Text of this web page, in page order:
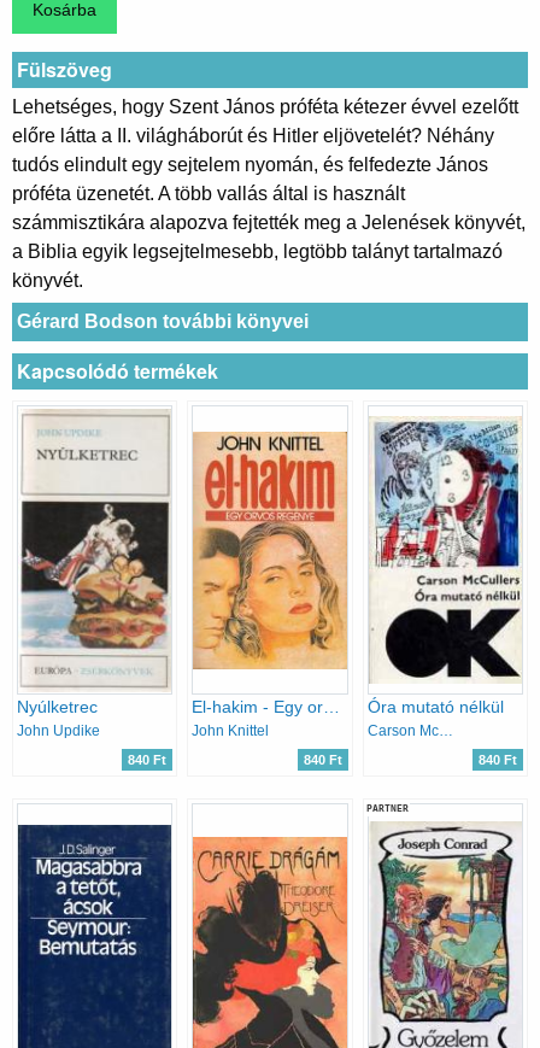
Fülszöveg
Lehetséges, hogy Szent János próféta kétezer évvel ezelőtt
előre látta a II. világháborút és Hitler eljövetelét? Néhány
tudós elindult egy sejtelem nyomán, és felfedezte János
próféta üzenetét. A több vallás által is használt
számmisztikára alapozva fejtették meg a Jelenések könyvét,
a Biblia egyik legsejtelmesebb, legtöbb talányt tartalmazó
könyvét.
Gérard Bodson további könyvei
Kapcsolódó termékek
Nyúlketrec
John Updike
840 Ft
El-hakim - Egy orvos regénye
John Knittel
840 Ft
Óra mutató nélkül
Carson McCullers
840 Ft
PARTNER